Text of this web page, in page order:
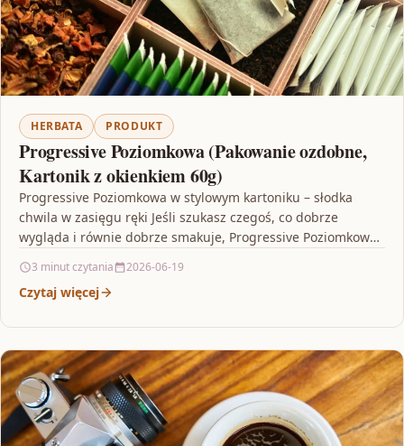
HERBATA PRODUKT
Progressive Poziomkowa (Pakowanie ozdobne,
Kartonik z okienkiem 60g)
Progressive Poziomkowa w stylowym kartoniku – słodka
chwila w zasięgu ręki Jeśli szukasz czegoś, co dobrze
wygląda i równie dobrze smakuje, Progressive Poziomkowa
3 minut czytania 2026-06-19
Czytaj więcej